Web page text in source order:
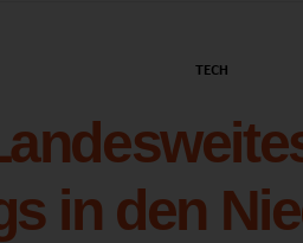
TECH
in den